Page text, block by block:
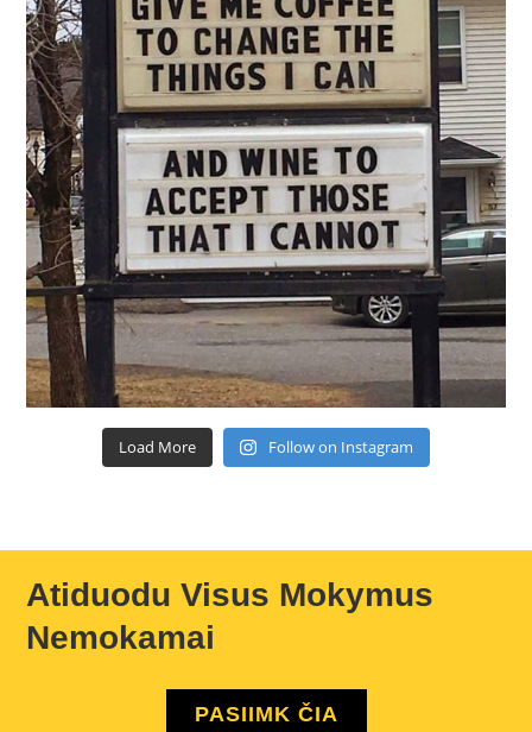
Load More Follow on Instagram
Atiduodu Visus Mokymus
Nemokamai
PASIIMK ČIA